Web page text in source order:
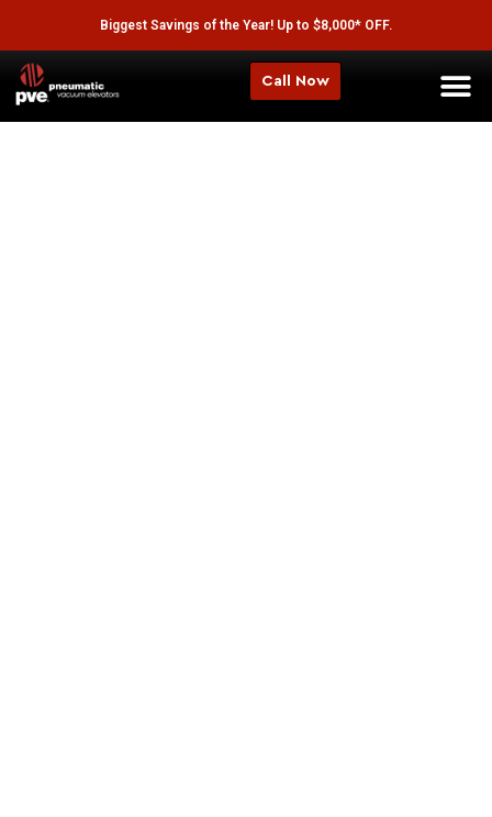
Biggest Savings of the Year! Up to $8,000* OFF.
Call Now